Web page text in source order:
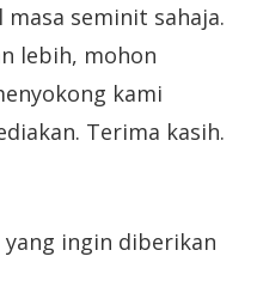
seminit sahaja.
lebih, mohon
kami
Terima kasih.
ingin diberikan